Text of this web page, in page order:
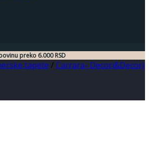
preko 6.000 RSD
tapete /Carrara- Decori&Decori